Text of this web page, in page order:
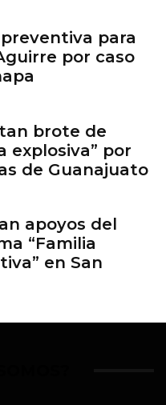
para
por caso
brote de
explosiva” por
de Guanajuato
apoyos del
“Familia
en San